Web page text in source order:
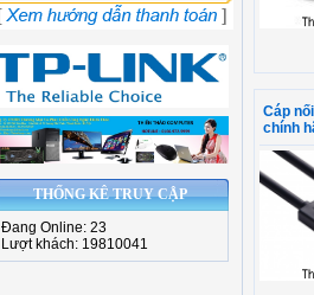
THỐNG KÊ TRUY CẬP
Đang Online: 23
Lượt khách: 19810041
Cáp
chính